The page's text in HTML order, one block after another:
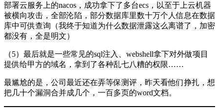
部署云服务上的nacos，成功拿下了多台ecs，以至于上云机器
被横向攻击，全部沦陷，部分数据库里数十万个人信息在数据
库中可供查询（我终于知道为什么数据泄露这么离谱了，加密
都没有，全是明文）
（5）最后就是一些常见的sql注入、webshell拿下对外做项目
提供给甲方的域名，拿到了各种乱七八糟的权限……
最尴尬的是，公司最近还在弄等保测评，昨天看他们挣扎，想
把几十个漏洞合并成几个，一百多页的word文档。